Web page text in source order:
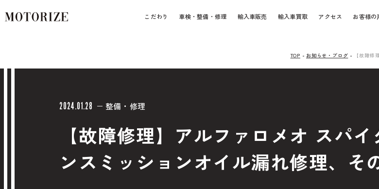
こだわり 車検・整備・修理 輸入車販売 輸入車買取 アクセス お客様の
Phone 電話受付
Contact Form 24時間受付
TOP お知らせ・ブログ 【故障
2024.01.28 整備・修理
【故障修理】アルファロメオ スパ
ンスミッションオイル漏れ修理、そ